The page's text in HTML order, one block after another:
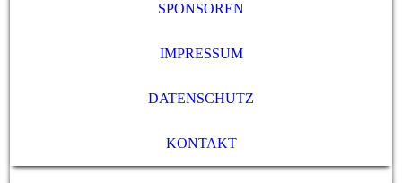
SPONSOREN
IMPRESSUM
DATENSCHUTZ
KONTAKT